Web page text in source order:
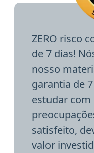
ZERO risco
de 7 dias!
nosso
garantia de
estudar com
satisfeito,
valor